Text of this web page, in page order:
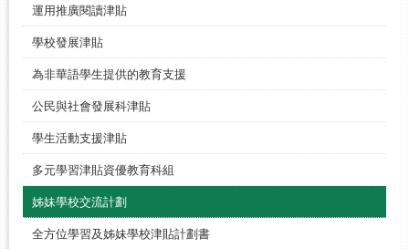
運用推廣閱讀津貼
學校發展津貼
為非華語學生提供的教育支援
公民與社會發展科津貼
學生活動支援津貼
多元學習津貼資優教育科組
姊妹學校交流計劃
全方位學習及姊妹學校津貼計劃書